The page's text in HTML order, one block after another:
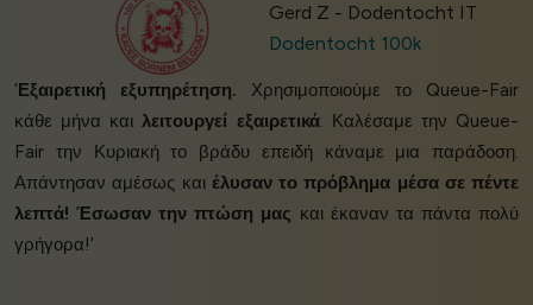
Gerd Z - Dodentocht IT
Dodentocht 100k
‘Εξαιρετική εξυπηρέτηση. Χρησιμοποιούμε το Queue-Fair
κάθε μήνα καιλειτουργεί εξαιρετικά. Καλέσαμε την Queue-
Fair την Κυριακή το βράδυ επειδή κάναμε μια παράδοση.
Απάντησαν αμέσως και έλυσαν το πρόβλημα μέσα σε πέντε
λεπτά! Έσωσαν την πτώση μας και έκαναν τα πάντα πολύ
γρήγορα!’